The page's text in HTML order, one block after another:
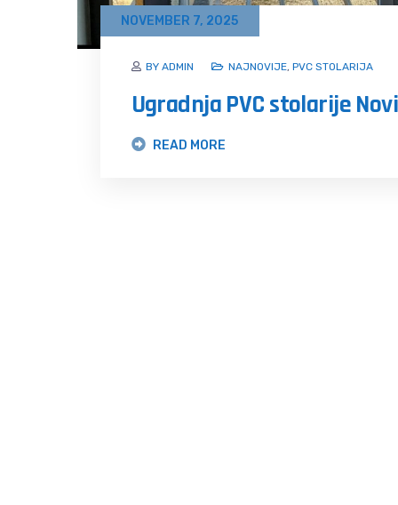
BY ADMIN
NOVEMBER 7, 2025
NAJNOVIJE, PVC STOLARIJA
Ugradnja PVC stolarije
READ MORE